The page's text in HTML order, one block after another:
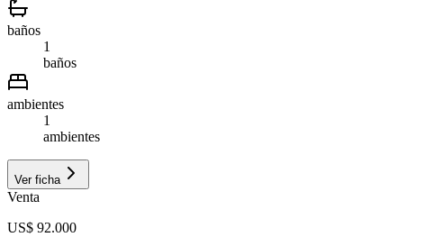
baños
1
baños
ambientes
1
ambientes
Ver ficha
Venta
US$ 92.000